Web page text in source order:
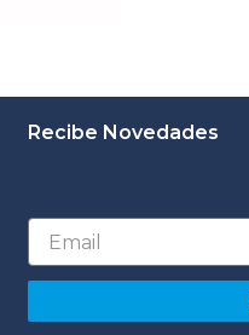
Recibe Novedades
Email